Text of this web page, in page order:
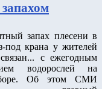
запахом
запах плесени в
под крана у жителей
с ежегодным
водорослей на
Об этом СМИ